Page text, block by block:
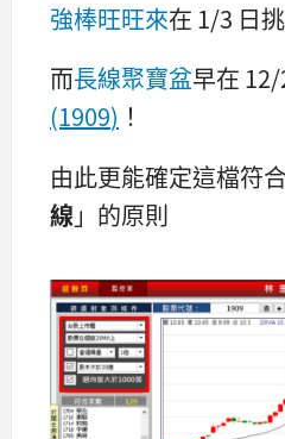
強棒旺旺來在 1/3 日
而長線聚寶盆早在
(1909) ！
由此更能確定這檔符
線 」的原則